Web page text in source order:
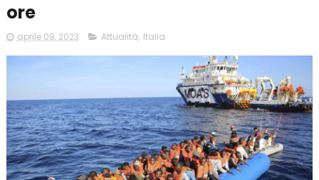
ore
aprile 09, 2023 Attualità, Italia